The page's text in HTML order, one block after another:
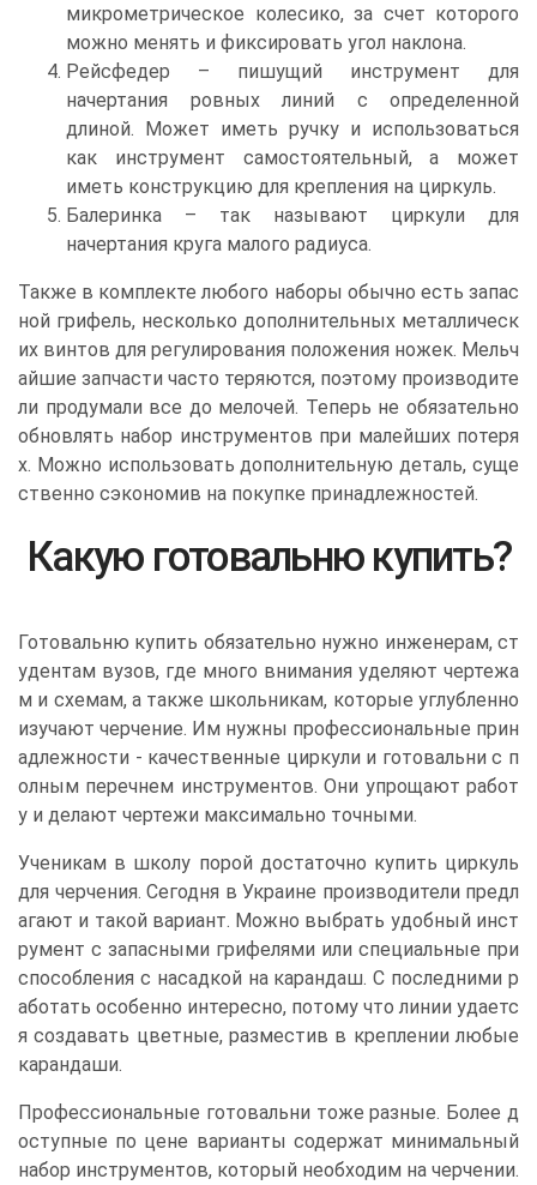
микрометрическое колесико, за счет которого
можно менять и фиксировать угол наклона.
Рейсфедер – пишущий инструмент для
начертания ровных линий с определенной
длиной. Может иметь ручку и использоваться
как инструмент самостоятельный, а может
иметь конструкцию для крепления на циркуль.
Балеринка – так называют циркули для
начертания круга малого радиуса.
Также в комплекте любого наборы обычно есть запас
ной грифель, несколько дополнительных металлическ
их винтов для регулирования положения ножек. Мельч
айшие запчасти часто теряются, поэтому производите
ли продумали все до мелочей. Теперь не обязательно
обновлять набор инструментов при малейших потеря
х. Можно использовать дополнительную деталь, суще
ственно сэкономив на покупке принадлежностей.
Какую готовальню купить?
Готовальню купить обязательно нужно инженерам, ст
удентам вузов, где много внимания уделяют чертежа
м и схемам, а также школьникам, которые углубленно
изучают черчение. Им нужны профессиональные прин
адлежности - качественные циркули и готовальни с п
олным перечнем инструментов. Они упрощают работ
у и делают чертежи максимально точными.
Ученикам в школу порой достаточно купить циркуль
для черчения. Сегодня в Украине производители предл
агают и такой вариант. Можно выбрать удобный инст
румент с запасными грифелями или специальные при
способления с насадкой на карандаш. С последними р
аботать особенно интересно, потому что линии удаетс
я создавать цветные, разместив в креплении любые
карандаши.
Профессиональные готовальни тоже разные. Более д
оступные по цене варианты содержат минимальный
набор инструментов, который необходим на черчении.